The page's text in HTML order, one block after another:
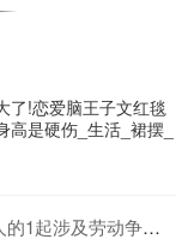
了!恋爱脑王子文红毯
是硬伤_生活_裙摆_
将于2025年7月15日开庭